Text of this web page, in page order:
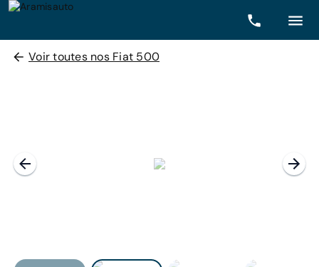
Voir toutes nos Fiat 500